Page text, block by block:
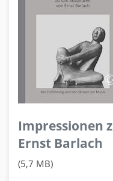
Impressionen
Ernst Barlach
(5,7 MB)